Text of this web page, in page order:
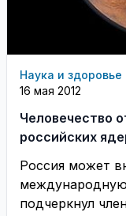
Наука и здоровье
16 мая 2012
Человечество
российских
Россия может
подчеркнул